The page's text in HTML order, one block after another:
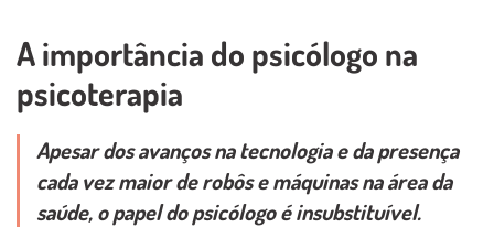
A importância do psicólogo na
psicoterapia
Apesar dos avanços na tecnologia e da presença
cada vez maior de robôs e máquinas na área da
saúde, o papel do psicólogo é insubstituível.